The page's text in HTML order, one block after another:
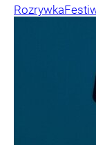
Rozrywka